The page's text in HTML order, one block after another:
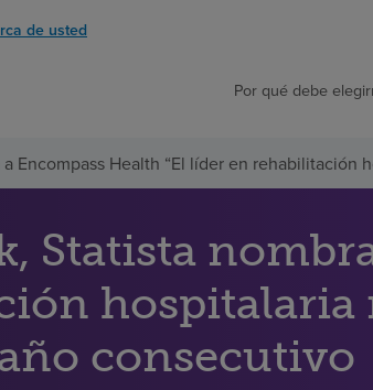
de usted
Por qué debe
Encompass Health “El líder en
Statista
hospitalaria
consecutivo